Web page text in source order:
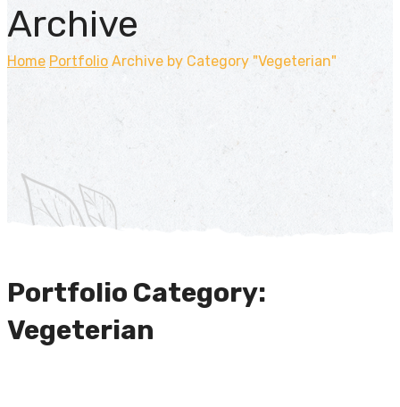
Archive
Home Portfolio Archive by Category "Vegeterian"
Portfolio Category:
Vegeterian